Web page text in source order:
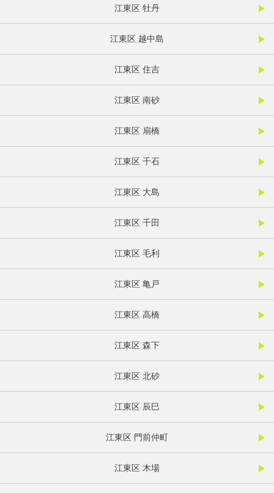
江東区 牡丹
江東区 越中島
江東区 住吉
江東区 南砂
江東区 扇橋
江東区 千石
江東区 大島
江東区 千田
江東区 毛利
江東区 亀戸
江東区 高橋
江東区 森下
江東区 北砂
江東区 辰巳
江東区 門前仲町
江東区 木場